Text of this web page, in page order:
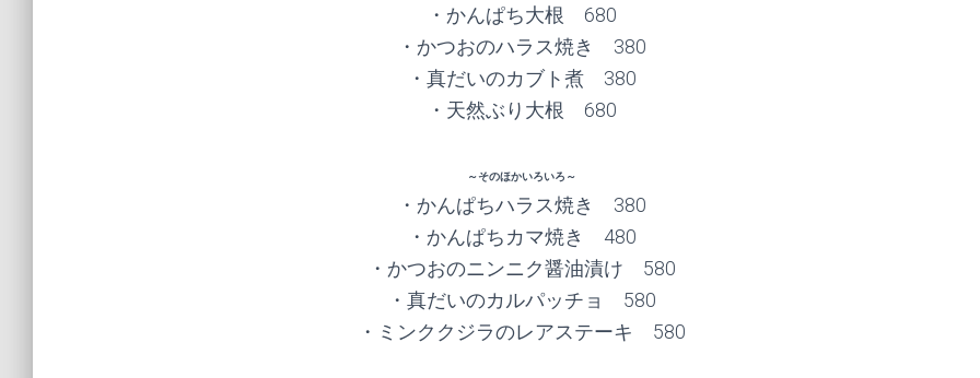
・かんぱち大根 680
・かつおのハラス焼き 380
・真だいのカブト煮 380
・天然ぶり大根 680
～そのほかいろいろ～
・かんぱちハラス焼き 380
・かんぱちカマ焼き 480
・かつおのニンニク醤油漬け 580
・真だいのカルパッチョ 580
・ミンククジラのレアステーキ 580